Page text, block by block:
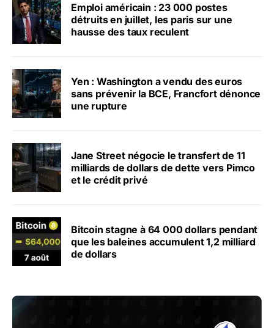
Emploi américain : 23 000 postes
détruits en juillet, les paris sur une
hausse des taux reculent
Yen : Washington a vendu des euros
sans prévenir la BCE, Francfort dénonce
une rupture
Jane Street négocie le transfert de 11
milliards de dollars de dette vers Pimco
et le crédit privé
Bitcoin stagne à 64 000 dollars pendant
que les baleines accumulent 1,2 milliard
de dollars